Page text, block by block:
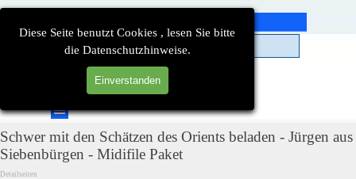
Diese Seite benutzt Cookies , lesen Sie bitte
die Datenschutzhinweise.
Einverstanden
Direkt zum Seiteninhalt
Menü überspringen
Schwer mit den Schätzen des Orients beladen - Jürgen aus
Siebenbürgen - Midifile Paket
Detailseiten